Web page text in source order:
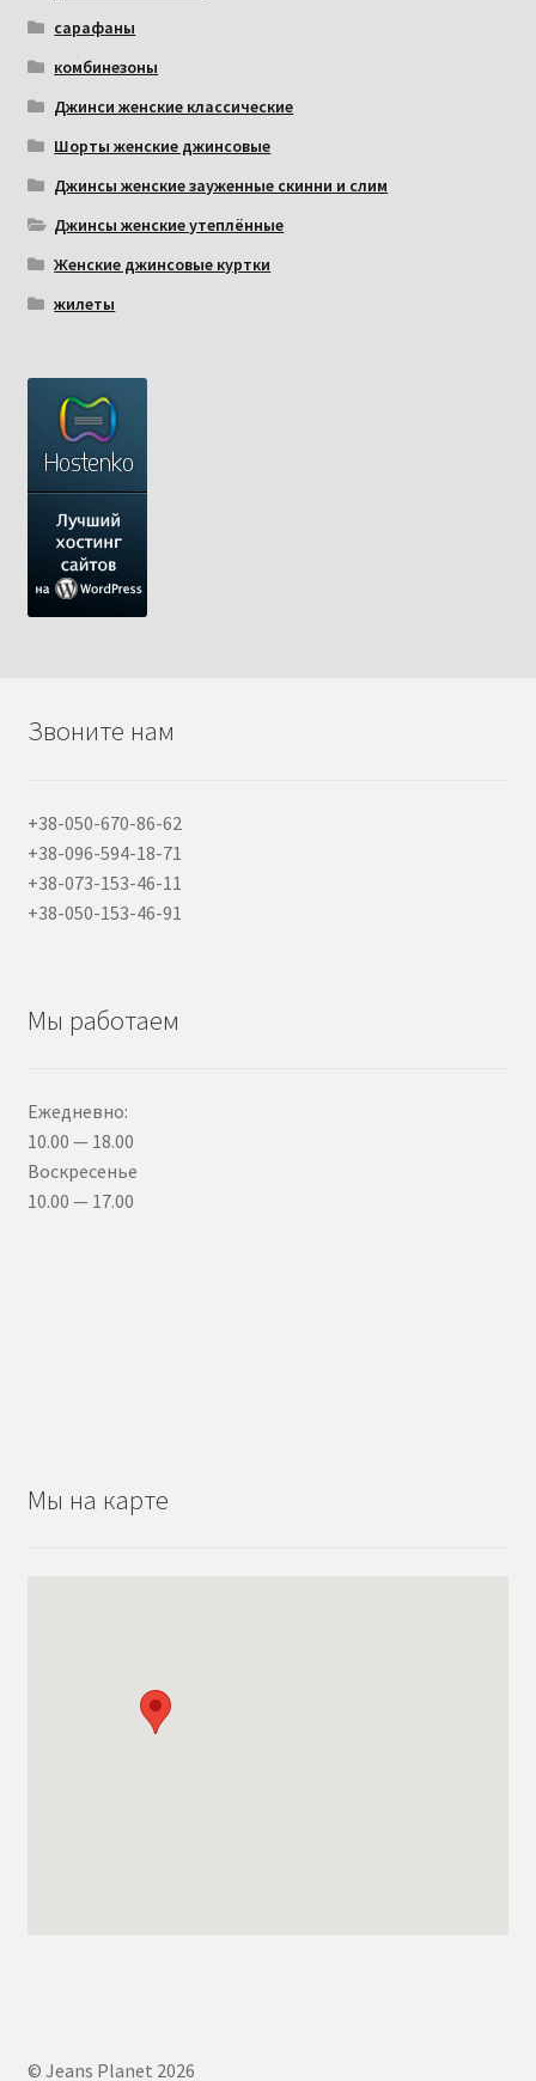
сарафаны
комбинезоны
Джинси женские классические
Шорты женские джинсовые
Джинсы женские зауженные скинни и слим
Джинсы женские утеплённые
Женские джинсовые куртки
жилеты
Звоните нам
+38-050-670-86-62
+38-096-594-18-71
+38-073-153-46-11
+38-050-153-46-91
Мы работаем
Ежедневно:
10.00 — 18.00
Воскресенье
10.00 — 17.00
Мы на карте
© Jeans Planet 2026